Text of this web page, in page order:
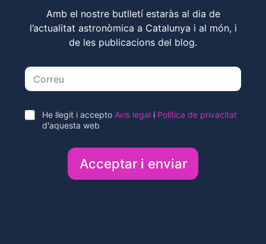
Amb el nostre butlletí estaràs al dia de
l’actualitat astronòmica a Catalunya i al món, i
de les publicacions del blog.
E
a
l
*
A
He llegit i accepto Avís legal i Política de privacitat
d'aquesta web